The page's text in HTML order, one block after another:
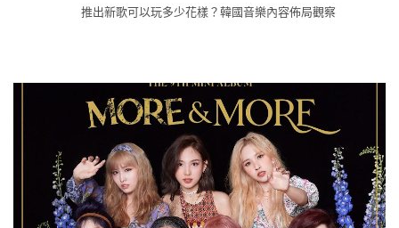
推出新歌可以玩多少花樣？韓國音樂內容佈局觀察